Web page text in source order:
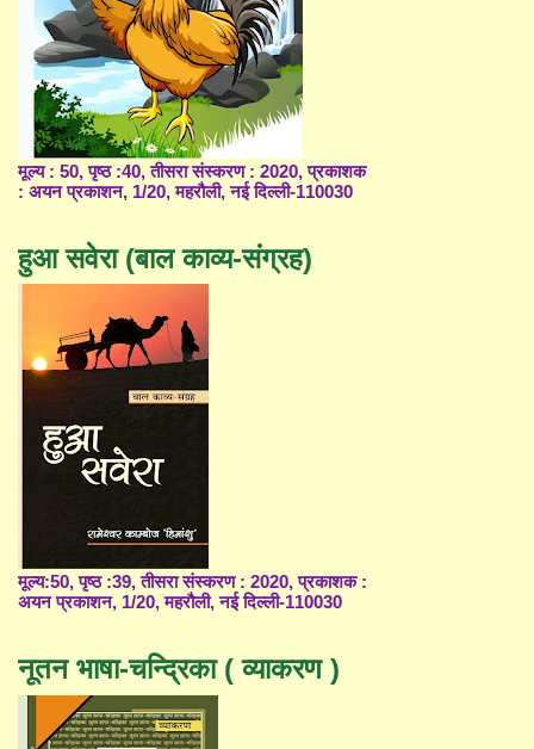
मूल्य : 50, पृष्ठ :40, तीसरा संस्करण : 2020, प्रकाशक
: अयन प्रकाशन, 1/20, महरौली, नई दिल्ली-110030
हुआ सवेरा (बाल काव्य-संग्रह)
मूल्य:50, पृष्ठ :39, तीसरा संस्करण : 2020, प्रकाशक :
अयन प्रकाशन, 1/20, महरौली, नई दिल्ली-110030
नूतन भाषा-चन्द्रिका ( व्याकरण )